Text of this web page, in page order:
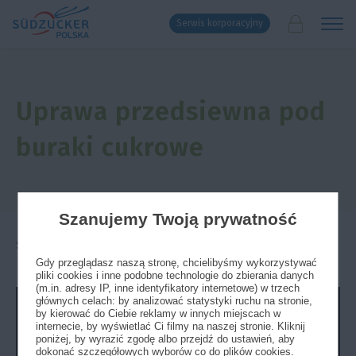
Serwis korporacyjny
Uprawa przedsiewna pod
buraki cukrowe
Strona główna
Szanujemy Twoją prywatność
Gdy przeglądasz naszą stronę, chcielibyśmy wykorzystywać
pliki cookies i inne podobne technologie do zbierania danych
(m.in. adresy IP, inne identyfikatory internetowe) w trzech
głównych celach: by analizować statystyki ruchu na stronie,
by kierować do Ciebie reklamy w innych miejscach w
internecie, by wyświetlać Ci filmy na naszej stronie. Kliknij
poniżej, by wyrazić zgodę albo przejdź do ustawień, aby
dokonać szczegółowych wyborów co do plików cookies.